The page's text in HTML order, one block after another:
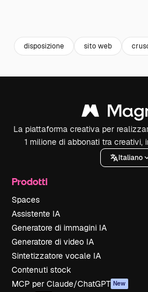
disposizione sito web
La piattaforma creativa per
1 milione di abbonati tra creativi,
Italiano
Prodotti
Spaces
Assistente IA
Generatore di immagini IA
Generatore di video IA
Sintetizzatore vocale IA
Contenuti stock
MCP per Claude/ChatGPT New